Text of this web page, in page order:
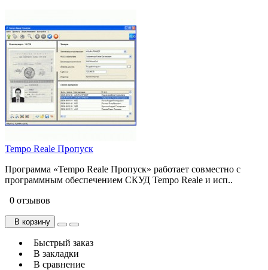
Tempo Reale Пропуск
Программа «Tempo Reale Пропуск» работает совместно с
программным обеспечением СКУД Tempo Reale и исп..
0 отзывов
В корзину
Быстрый заказ
В закладки
В сравнение